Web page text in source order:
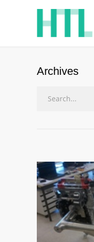
Archives